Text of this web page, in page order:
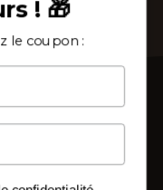
étoffe
! 🎁
le coupon :